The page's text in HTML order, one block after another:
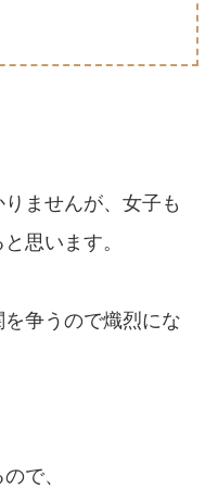
ませんが、女子も
思います。
争うので熾烈にな
で、